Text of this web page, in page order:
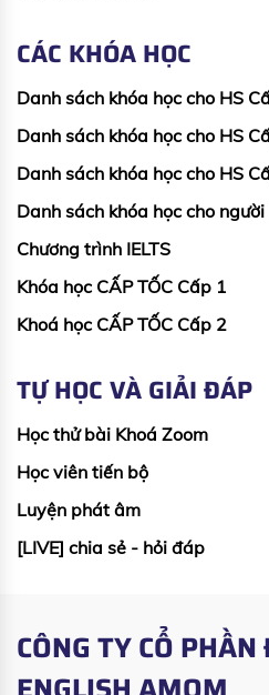
CÁC KHÓA HỌC
Danh sách khóa học cho HS
Danh sách khóa học cho HS
Danh sách khóa học cho HS
Danh sách khóa học cho người
Chương trình IELTS
Khóa học CẤP TỐC Cấp 1
Khoá học CẤP TỐC Cấp 2
TỰ HỌC VÀ GIẢI ĐÁP
Học thử bài Khoá Zoom
Học viên tiến bộ
Luyện phát âm
[LIVE] chia sẻ - hỏi đáp
CÔNG TY CỔ